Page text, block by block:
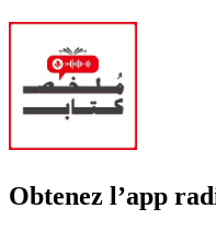
Obtenez l’app